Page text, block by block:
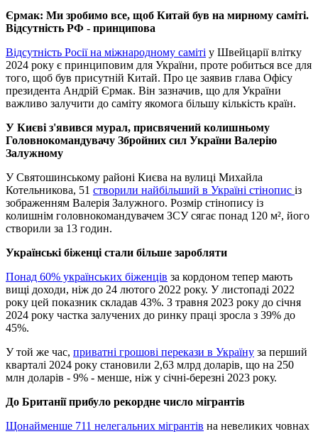
Єрмак: Ми зробимо все, щоб Китай був на мирному саміті.
Відсутність РФ - принципова
Відсутність Росії на міжнародному саміті у Швейцарії влітку
2024 року є принциповим для України, проте робиться все для
того, щоб був присутній Китай. Про це заявив глава Офісу
президента Андрій Єрмак. Він зазначив, що для України
важливо залучити до саміту якомога більшу кількість країн.
У Києві з'явився мурал, присвячений колишньому
Головнокомандувачу Збройних сил України Валерію
Залужному
У Святошинському районі Києва на вулиці Михайла
Котельникова, 51 створили найбільший в Україні стінопис із
зображенням Валерія Залужного. Розмір стінопису із
колишнім головнокомандувачем ЗСУ сягає понад 120 м², його
створили за 13 годин.
Українські біженці стали більше заробляти
Понад 60% українських біженців за кордоном тепер мають
вищі доходи, ніж до 24 лютого 2022 року. У листопаді 2022
року цей показник складав 43%. З травня 2023 року до січня
2024 року частка залучених до ринку праці зросла з 39% до
45%.
У той же час, приватні грошові перекази в Україну за перший
кварталі 2024 року становили 2,63 млрд доларів, що на 250
млн доларів - 9% - менше, ніж у січні-березні 2023 року.
До Британії прибуло рекордне число мігрантів
Щонайменше 711 нелегальних мігрантів на невеликих човнах